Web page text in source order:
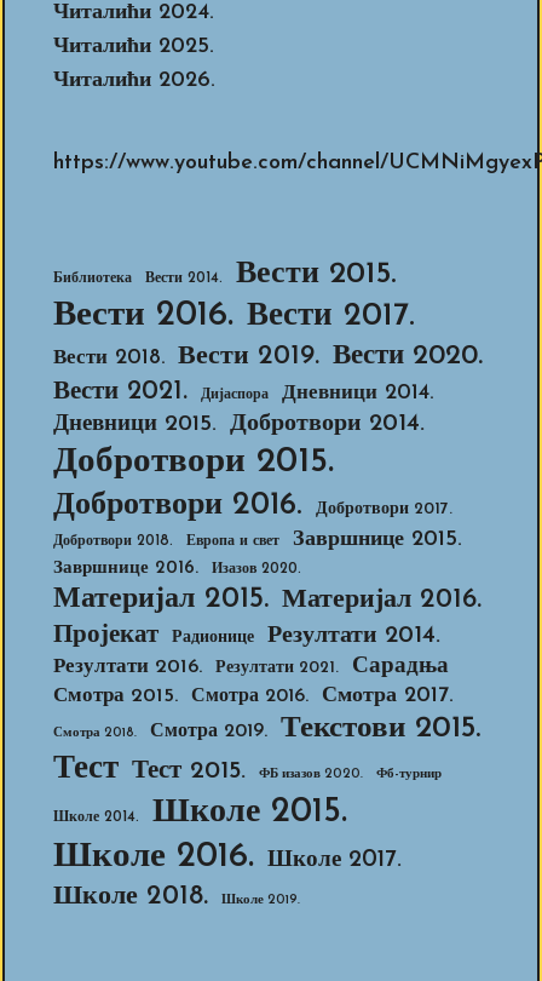
Читалићи 2024.
Читалићи 2025.
Читалићи 2026.
https://www.youtube.com/channel/
Библиотека Вести 2014. Вести 2015.
Вести 2016. Вести 2017.
Вести 2018. Вести 2019. Вести 2020.
Вести 2021. Дијаспора Дневници 2014.
Дневници 2015. Добротвори 2014.
Добротвори 2015.
Добротвори 2016. Добротвори 2017.
Добротвори 2018. Европа и свет Завршнице 2015.
Завршнице 2016. Изазов 2020.
Материјал 2015. Материјал 2016.
Пројекат Радионице Резултати 2014.
Резултати 2016. Резултати 2021. Сарадња
Смотра 2015. Смотра 2016. Смотра 2017.
Смотра 2018. Смотра 2019. Текстови 2015.
Тест Тест 2015. ФБ изазов 2020. Фб-турнир
Школе 2014.
Школе 2015.
Школе 2016. Школе 2017.
Школе 2018. Школе 2019.